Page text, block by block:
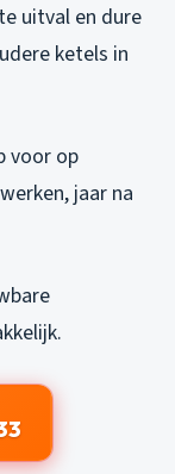
uitval en dure
ketels in
voor op
jaar na